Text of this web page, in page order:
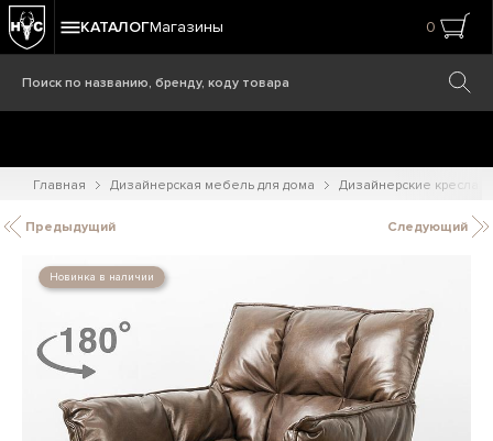
КАТАЛОГМагазины 0
Главная Дизайнерская мебель для дома Дизайнерские кресла
Предыдущий Следующий
Новинка в наличии